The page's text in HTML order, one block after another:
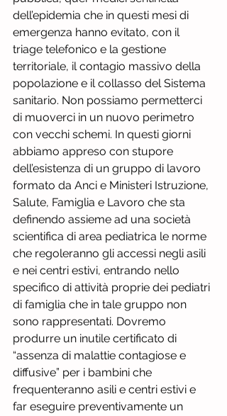
dell’epidemia che in questi mesi di
emergenza hanno evitato, con il
triage telefonico e la gestione
territoriale, il contagio massivo della
popolazione e il collasso del Sistema
sanitario. Non possiamo permetterci
di muoverci in un nuovo perimetro
con vecchi schemi. In questi giorni
abbiamo appreso con stupore
dell’esistenza di un gruppo di lavoro
formato da Anci e Ministeri Istruzione,
Salute, Famiglia e Lavoro che sta
definendo assieme ad una società
scientifica di area pediatrica le norme
che regoleranno gli accessi negli asili
e nei centri estivi, entrando nello
specifico di attività proprie dei pediatri
di famiglia che in tale gruppo non
sono rappresentati. Dovremo
produrre un inutile certificato di
“assenza di malattie contagiose e
diffusive” per i bambini che
frequenteranno asili e centri estivi e
far eseguire preventivamente un